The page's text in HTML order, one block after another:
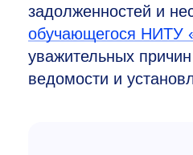
задолженностей и
обучающегося
уважительных
ведомости и